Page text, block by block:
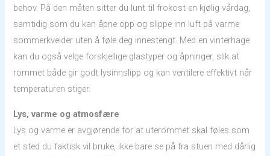
behov. På den måten sitter du lunt til frokost en kjølig vårdag,
samtidig som du kan åpne opp og slippe inn luft på varme
sommerkvelder uten å føle deg innestengt. Med en vinterhage
kan du også velge forskjellige glastyper og åpninger, slik at
rommet både gir godt lysinnslipp og kan ventilere effektivt når
temperaturen stiger.
Lys, varme og atmosfære
Lys og varme er avgjørende for at uterommet skal føles som
et sted du faktisk vil bruke, ikke bare se på fra stuen med dårlig